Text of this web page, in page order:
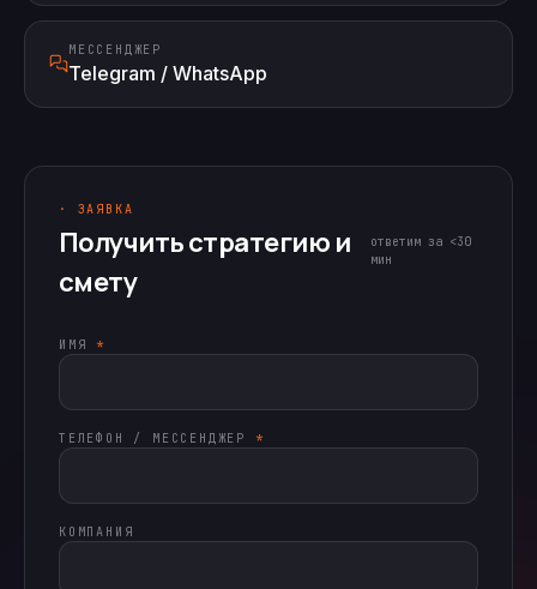
МЕССЕНДЖЕР
Telegram / WhatsApp
· ЗАЯВКА
Получить стратегию и
смету
ответим за <30
мин
ИМЯ *
ТЕЛЕФОН / МЕССЕНДЖЕР *
КОМПАНИЯ